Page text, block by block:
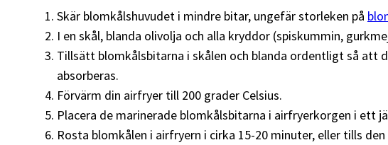
Skär blomkålshuvudet i mindre bitar, ungefär storleken på
I en skål, blanda olivolja och alla kryddor (spiskummin,
Tillsätt blomkålsbitarna i skålen och blanda ordentligt så att
absorberas.
Förvärm din airfryer till 200 grader Celsius.
Placera de marinerade blomkålsbitarna i airfryerkorgen i
Rosta blomkålen i airfryern i cirka 15-20 minuter, eller tills